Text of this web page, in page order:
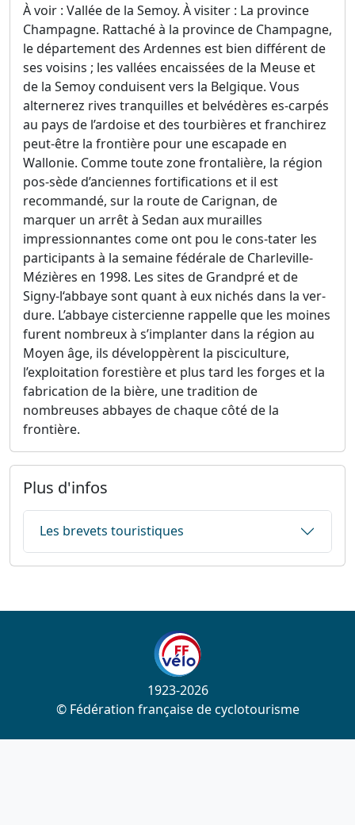
À voir : Vallée de la Semoy. À visiter : La province
Champagne. Rattaché à la province de Champagne,
le département des Ardennes est bien différent de
ses voisins ; les vallées encaissées de la Meuse et
de la Semoy conduisent vers la Belgique. Vous
alternerez rives tranquilles et belvédères es-carpés
au pays de l’ardoise et des tourbières et franchirez
peut-être la frontière pour une escapade en
Wallonie. Comme toute zone frontalière, la région
pos-sède d’anciennes fortifications et il est
recommandé, sur la route de Carignan, de
marquer un arrêt à Sedan aux murailles
impressionnantes come ont pou le cons-tater les
participants à la semaine fédérale de Charleville-
Mézières en 1998. Les sites de Grandpré et de
Signy-l‘abbaye sont quant à eux nichés dans la ver-
dure. L’abbaye cistercienne rappelle que les moines
furent nombreux à s’implanter dans la région au
Moyen âge, ils développèrent la pisciculture,
l’exploitation forestière et plus tard les forges et la
fabrication de la bière, une tradition de
nombreuses abbayes de chaque côté de la
frontière.
Plus d'infos
Les brevets touristiques
1923-2026
© Fédération française de cyclotourisme